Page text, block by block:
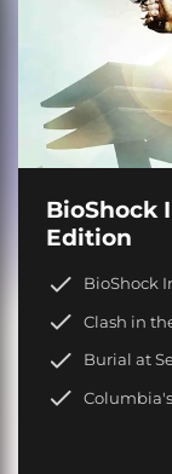
BioShock
Edition
BioShock
Clash in
Burial at